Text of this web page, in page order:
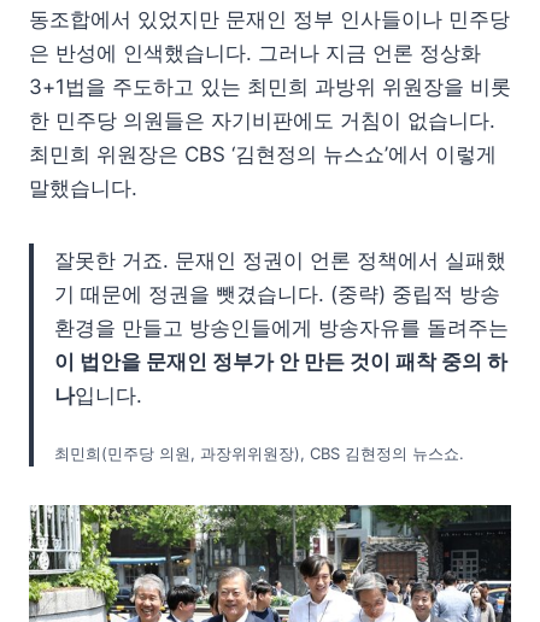
동조합에서 있었지만 문재인 정부 인사들이나 민주당
은 반성에 인색했습니다. 그러나 지금 언론 정상화
3+1법을 주도하고 있는 최민희 과방위 위원장을 비롯
한 민주당 의원들은 자기비판에도 거침이 없습니다.
최민희 위원장은 CBS ‘김현정의 뉴스쇼’에서 이렇게
말했습니다.
잘못한 거죠. 문재인 정권이 언론 정책에서 실패했
기 때문에 정권을 뺏겼습니다. (중략) 중립적 방송
환경을 만들고 방송인들에게 방송자유를 돌려주는
이 법안을 문재인 정부가 안 만든 것이 패착 중의 하
나입니다.
최민희(민주당 의원, 과장위위원장), CBS 김현정의 뉴스쇼.